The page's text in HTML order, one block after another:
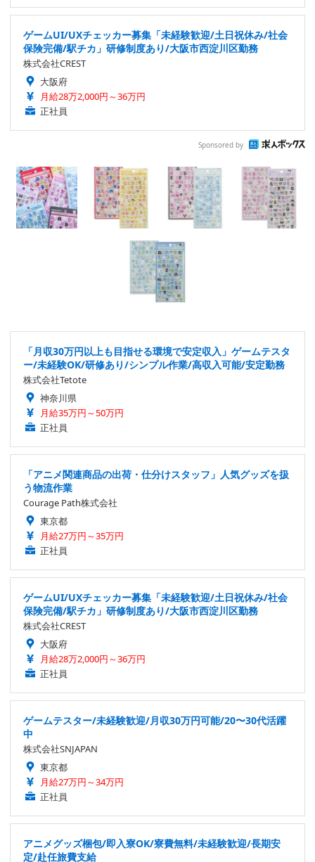
ゲームUI/UXチェッカー募集「未経験歓迎/土日祝休み/社会
保険完備/駅チカ」研修制度あり/大阪市西淀川区勤務
株式会社CREST
大阪府
月給28万2,000円～36万円
正社員
Sponsored by
「月収30万円以上も目指せる環境で安定収入」ゲームテスタ
ー/未経験OK/研修あり/シンプル作業/高収入可能/安定勤務
株式会社Tetote
神奈川県
月給35万円～50万円
正社員
「アニメ関連商品の出荷・仕分けスタッフ」人気グッズを扱
う物流作業
Courage Path株式会社
東京都
月給27万円～35万円
正社員
ゲームUI/UXチェッカー募集「未経験歓迎/土日祝休み/社会
保険完備/駅チカ」研修制度あり/大阪市西淀川区勤務
株式会社CREST
大阪府
月給28万2,000円～36万円
正社員
ゲームテスター/未経験歓迎/月収30万円可能/20〜30代活躍
中
株式会社SNJAPAN
東京都
月給27万円～34万円
正社員
アニメグッズ梱包/即入寮OK/寮費無料/未経験歓迎/長期安
定/赴任旅費支給